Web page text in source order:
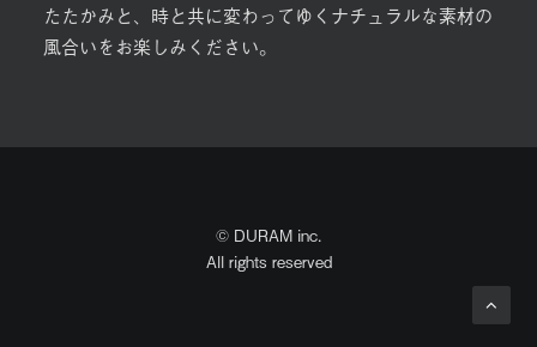
たたかみと、時と共に変わってゆくナチュラルな素材の
風合いをお楽しみください。
© DURAM inc.
All rights reserved